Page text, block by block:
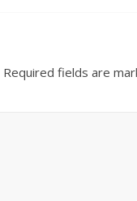
Required fields are